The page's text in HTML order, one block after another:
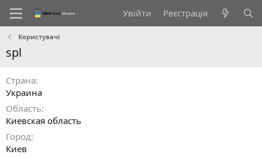
Увійти Реєстрація
Користувачі
spl
Страна
Украина
Область
Киевская область
Город
Киев